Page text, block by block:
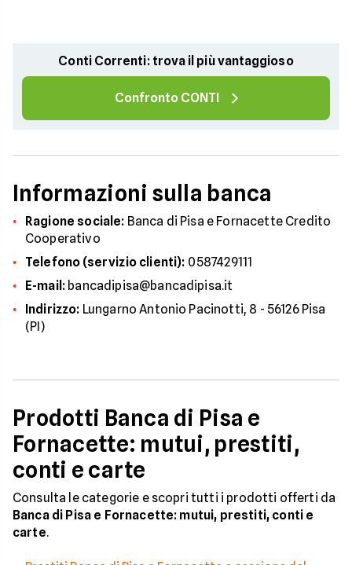
Conti Correnti: trova il più vantaggioso
Confronto CONTI
Informazioni sulla banca
Ragione sociale: Banca di Pisa e Fornacette Credito
Cooperativo
Telefono (servizio clienti): 0587429111
E-mail: bancadipisa@bancadipisa.it
Indirizzo: Lungarno Antonio Pacinotti, 8 - 56126 Pisa
(PI)
Prodotti Banca di Pisa e
Fornacette: mutui, prestiti,
conti e carte
Consulta le categorie e scopri tutti i prodotti offerti da
Banca di Pisa e Fornacette: mutui, prestiti, conti e
carte.